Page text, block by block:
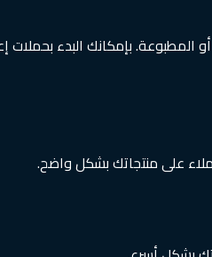
المطبوعة. بإمكانك البدء
على منتجاتك بشكل واضح.